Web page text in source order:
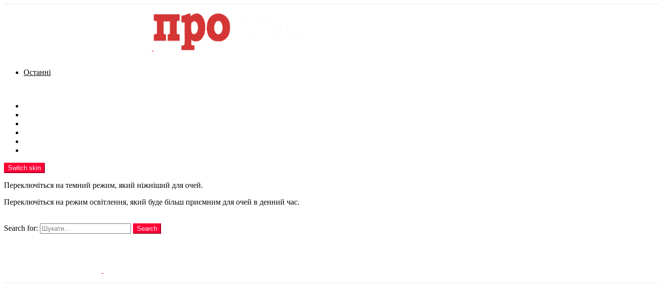
Останні
Switch skin
Переключіться на темний режим, який ніжніший для очей.
Переключіться на режим освітлення, який буде більш приємним для очей в денний час.
Search for:
Search